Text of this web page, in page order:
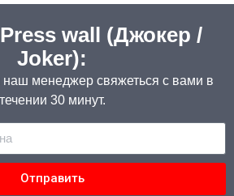
wall (Джокер /
Joker):
наш менеджер свяжеться с вами в
течении 30 минут.
Отправить